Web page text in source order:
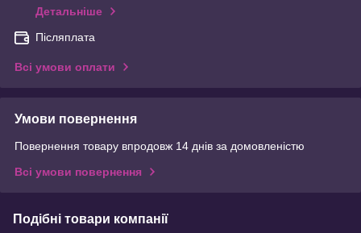
Детальніше
Післяплата
Всі умови оплати
Умови повернення
Повернення товару впродовж 14 днів за домовленістю
Всі умови повернення
Подібні товари компанії